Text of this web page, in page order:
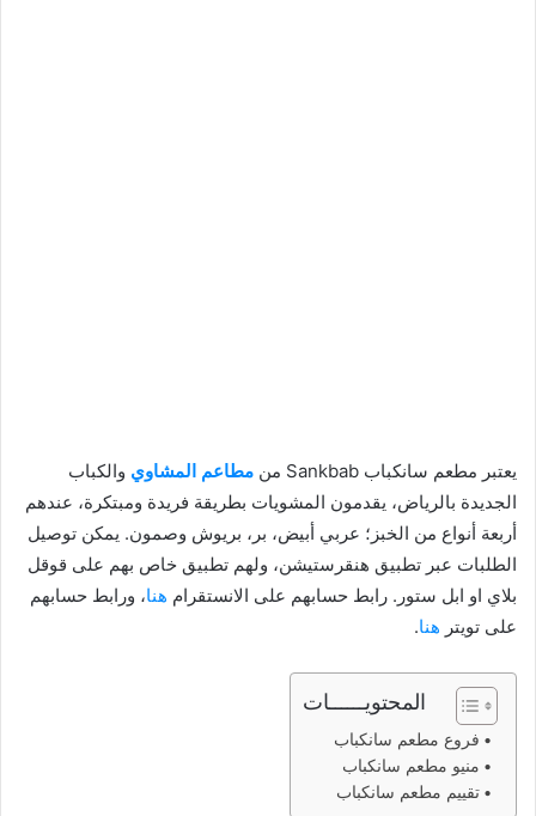
يعتبر مطعم سانكباب Sankbab من مطاعم المشاوي والكباب
الجديدة بالرياض، يقدمون المشويات بطريقة فريدة ومبتكرة، عندهم
أربعة أنواع من الخبز؛ عربي أبيض، بر، بريوش وصمون. يمكن توصيل
الطلبات عبر تطبيق هنقرستيشن، ولهم تطبيق خاص بهم على قوقل
بلاي او ابل ستور. رابط حسابهم على الانستقرام هنا، ورابط حسابهم
على تويتر هنا.
المحتويــــــات
فروع مطعم سانكباب
منيو مطعم سانكباب
تقييم مطعم سانكباب